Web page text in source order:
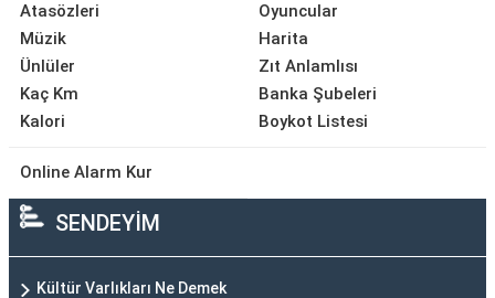
Atasözleri
Müzik
Ünlüler
Kaç Km
Kalori
Oyuncular
Harita
Zıt Anlamlısı
Banka Şubeleri
Boykot Listesi
Online Alarm Kur
SENDEYİM
Kültür Varlıkları Ne Demek